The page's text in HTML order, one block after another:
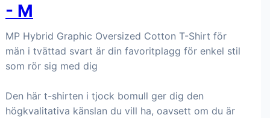
- M
MP Hybrid Graphic Oversized Cotton T-Shirt för
män i tvättad svart är din favoritplagg för enkel stil
som rör sig med dig
Den här t-shirten i tjock bomull ger dig den
högkvalitativa känslan du vill ha, oavsett om du är